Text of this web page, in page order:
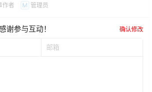
作者 M 管理员
谢参与互动！ 确认修改